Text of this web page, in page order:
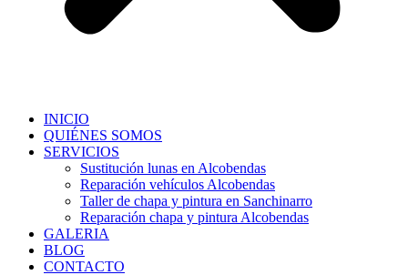
INICIO
QUIÉNES SOMOS
SERVICIOS
Sustitución lunas en Alcobendas
Reparación vehículos Alcobendas
Taller de chapa y pintura en Sanchinarro
Reparación chapa y pintura Alcobendas
GALERIA
BLOG
CONTACTO